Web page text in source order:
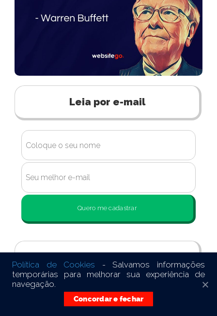
Leia por e-mail
Quero me cadastrar
Política de Cookies - Salvamos informações
temporárias para melhorar sua experiência de
navegação.
Concordar e fechar